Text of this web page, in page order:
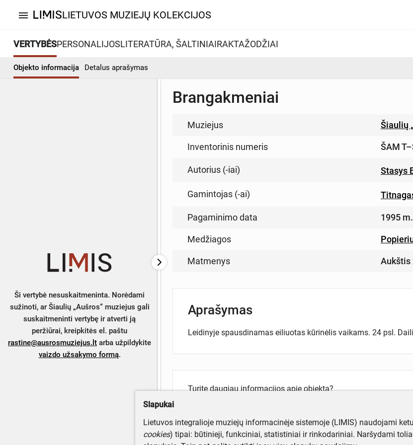
menu LIETUVOS MUZIEJŲ KOLEKCIJOS
VERTYBĖSPERSONALIJOSLITERATŪRA, ŠALTINIAIRAKTAŽODŽIAI
Objekto informacija Detalus aprašymas
Ši vertybė nesuskaitmeninta. Norėdami
sužinoti, ar Šiaulių „Aušros“ muziejus gali
suskaitmeninti vertybę ir atverti ją
peržiūrai, kreipkitės el. paštu
rastine@ausrosmuziejus.lt arba užpildykite
vaizdo užsakymo formą.
Brangakmeniai
Muziejus Šiaulių
Inventorinis numeris ŠAM
Autorius (-iai) Stasys
Gamintojas (-ai)
Pagaminimo data 1995 m.
Medžiagos
Matmenys Aukštis
Aprašymas
Leidinyje spausdinamas eiliuotas kūrinėlis vaikams. 24 psl.
Turite daugiau informacijos apie objektą?
Slapukai
Lietuvos integralioje muziejų informacinėje sistemoje (LIMIS) naudojami
cookies) tipai: būtinieji, funkciniai, statistiniai ir rinkodariniai. Naršydami